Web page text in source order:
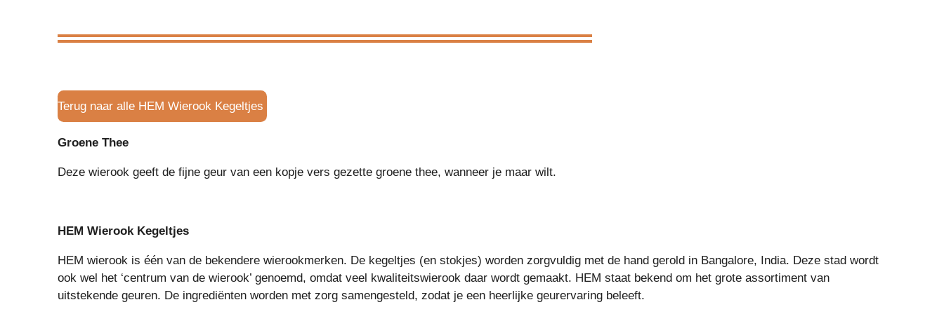
Terug naar alle HEM Wierook Kegeltjes
Groene Thee
Deze wierook geeft de fijne geur van een kopje vers gezette groene thee, wanneer je maar wilt.
HEM Wierook Kegeltjes
HEM wierook is één van de bekendere wierookmerken. De kegeltjes (en stokjes) worden zorgvuldig met de hand gerold in Bangalore, India. Deze stad wordt
ook wel het ‘centrum van de wierook’ genoemd, omdat veel kwaliteitswierook daar wordt gemaakt. HEM staat bekend om het grote assortiment van
uitstekende geuren. De ingrediënten worden met zorg samengesteld, zodat je een heerlijke geurervaring beleeft.